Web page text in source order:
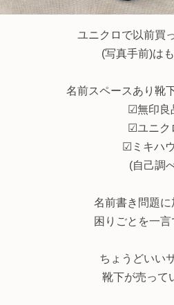
ユニクロで以前買
(写真手前)は
名前スペースあり靴
☑︎無印良
☑︎ユニク
☑︎ミキハ
(自己調
名前書き問題に
困りごとを一言
ちょうどいい
靴下が売って